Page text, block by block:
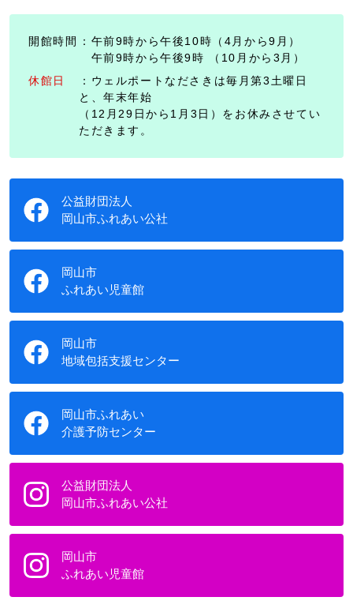
開館時間
：午前9時から午後10時（4月から9月）
午前9時から午後9時 （10月から3月）
休館日
：ウェルポートなださきは毎月第3土曜日
と、年末年始
（12月29日から1月3日）をお休みさせてい
ただきます。
公益財団法人
岡山市ふれあい公社
岡山市
ふれあい児童館
岡山市
地域包括支援センター
岡山市ふれあい
介護予防センター
公益財団法人
岡山市ふれあい公社
岡山市
ふれあい児童館